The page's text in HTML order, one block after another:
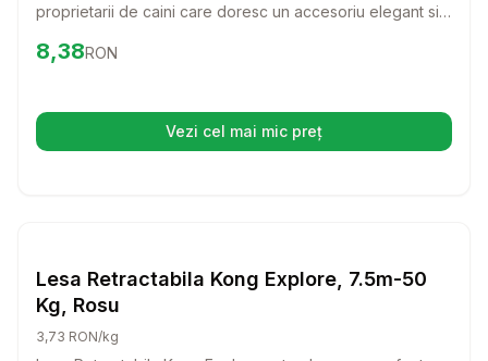
proprietarii de caini care doresc un accesoriu elegant si
ofera confort maxim si un stil deosebit pentru patrupedul
Preț:8.38
8,38RON
Vezi cel mai mic preț(se deschide într-o filă nouă)
Lese si Zgarzi
Lesa Retractabila Kong Explore, 7.5m-50
Kg, Rosu
3,73 RON/kg